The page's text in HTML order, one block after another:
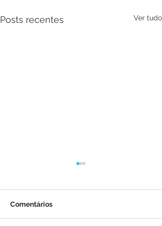
Posts recentes Ver tudo
Comentários